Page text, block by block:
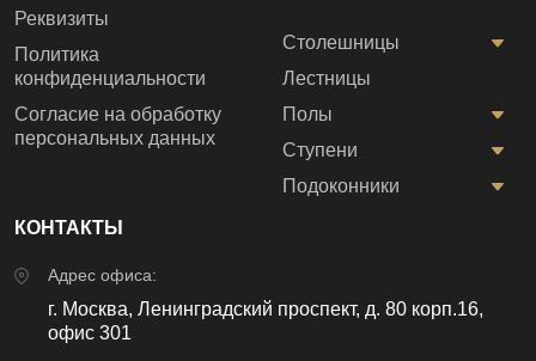
Реквизиты
Политика
конфиденциальности
Согласие на обработку
персональных данных
Столешницы
Лестницы
Полы
Ступени
Подоконники
КОНТАКТЫ
Адрес офиса:
г. Москва, Ленинградский проспект, д. 80 корп.16,
офис 301